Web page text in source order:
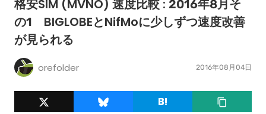
格安SIM (MVNO) 速度比較 : 2016年8月そ
の1 BIGLOBEとNifMoに少しずつ速度改善
が見られる
orefolder 2016年08月04日